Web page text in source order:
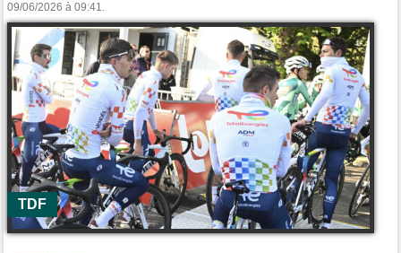
09/06/2026 à 09:41.
TDF